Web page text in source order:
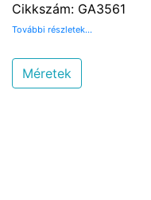
Cikkszám: GA3561
További részletek...
Méretek